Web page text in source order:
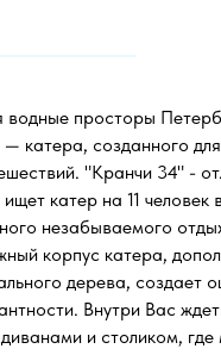
водные просторы
катера, созданного
"Кранчи 34" -
катер на 11
незабываемого
корпус катера,
дерева, создает
Внутри Вас
и столиком,